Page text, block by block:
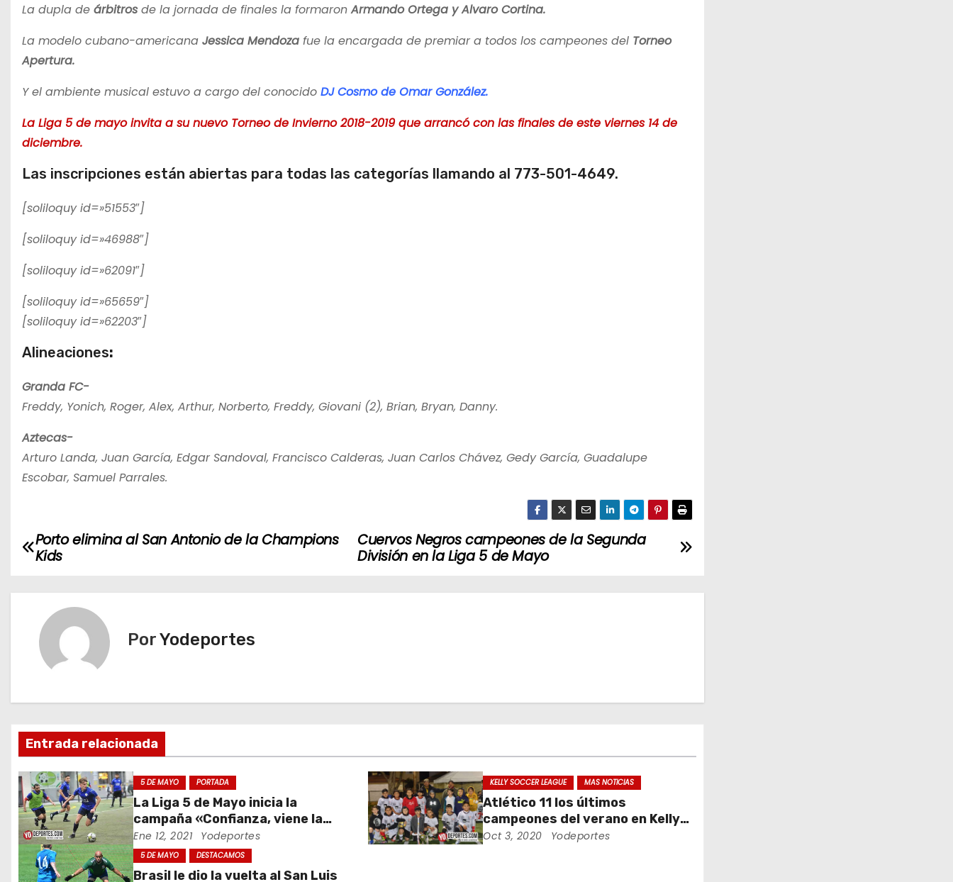
La dupla de árbitrosde la jornada de finales la formaronArmando Ortega y Alvaro Cortina.
La modelo cubano-americana Jessica Mendoza fue la encargada de premiar a todos los campeones del Torneo
Apertura.
Y el ambiente musical estuvo a cargo del conocido DJ Cosmo de Omar González.
La Liga 5 de mayo invita a su nuevo Torneo de Invierno 2018-2019 que arrancó con las finales de este viernes 14 de
diciembre.
Las inscripciones están abiertas para todas las categorías llamando al 773-501-4649.
[soliloquy id=»51553″]
[soliloquy id=»46988″]
[soliloquy id=»62091″]
[soliloquy id=»65659″]
[soliloquy id=»62203″]
Alineaciones:
Granda FC-
Freddy, Yonich, Roger, Alex, Arthur, Norberto, Freddy, Giovani (2), Brian, Bryan, Danny.
Aztecas-
Arturo Landa, Juan García, Edgar Sandoval, Francisco Calderas, Juan Carlos Chávez, Gedy García, Guadalupe
Escobar, Samuel Parrales.
N
i
ó
n
d
e
Cuervos Negros campeones de la Segunda
División en la Liga 5 de Mayo
Porto elimina al San Antonio de la Champions
Kids
PorYodeportes
Entrada relacionada
5 DE MAYO PORTADA
La Liga 5 de Mayo inicia la
campaña «Confianza, viene la
revancha 2021»
Ene 12, 2021 Yodeportes
KELLY SOCCER LEAGUE MAS NOTICIAS
Atlético 11 los últimos
campeones del verano en Kelly
Soccer League
Oct 3, 2020 Yodeportes
5 DE MAYO DESTACAMOS
Brasil le dio la vuelta al San Luis